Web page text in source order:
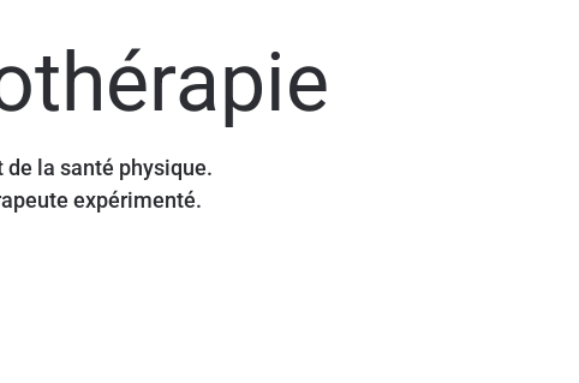
la santé physique.
expérimenté.